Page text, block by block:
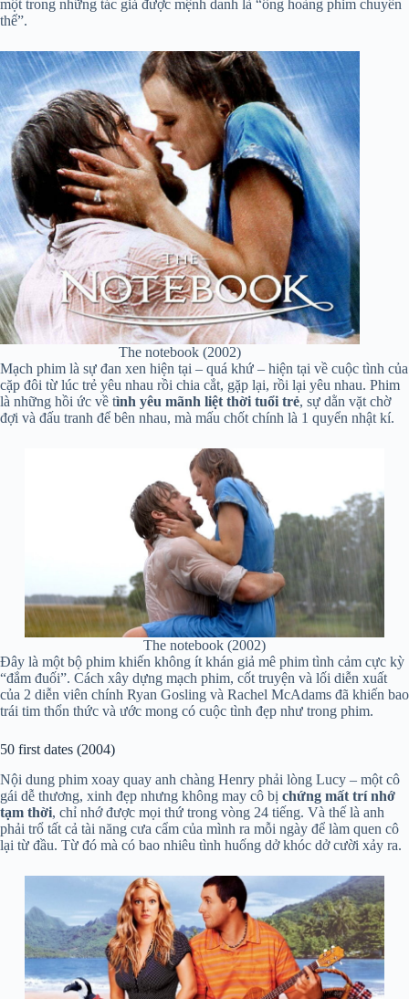
một trong những tác giả được mệnh danh là “ông hoàng phim chuyển
thể”.
The notebook (2002)
Mạch phim là sự đan xen hiện tại – quá khứ – hiện tại về cuộc tình của
cặp đôi từ lúc trẻ yêu nhau rồi chia cắt, gặp lại, rồi lại yêu nhau. Phim
là những hồi ức về tình yêu mãnh liệt thời tuổi trẻ, sự dằn vặt chờ
đợi và đấu tranh để bên nhau, mà mấu chốt chính là 1 quyển nhật kí.
The notebook (2002)
Đây là một bộ phim khiến không ít khán giả mê phim tình cảm cực kỳ
“đắm đuối”. Cách xây dựng mạch phim, cốt truyện và lối diễn xuất
của 2 diễn viên chính Ryan Gosling và Rachel McAdams đã khiến bao
trái tim thổn thức và ước mong có cuộc tình đẹp như trong phim.
50 first dates (2004)
Nội dung phim xoay quay anh chàng Henry phải lòng Lucy – một cô
gái dễ thương, xinh đẹp nhưng không may cô bị chứng mất trí nhớ
tạm thời, chỉ nhớ được mọi thứ trong vòng 24 tiếng. Và thế là anh
phải trổ tất cả tài năng cưa cẩm của mình ra mỗi ngày để làm quen cô
lại từ đầu. Từ đó mà có bao nhiêu tình huống dở khóc dở cười xảy ra.